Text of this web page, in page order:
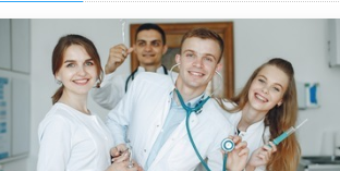
Минпросвещения просят добавить в
школьные учебники примеры женщин-
инженеров
5 ИЮНЯ /УЧЕБНИКИ
Уличенный в списывании школьник
вернул себе призовое место на
олимпиаде через суд